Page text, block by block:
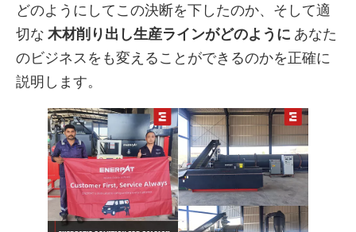
どのようにしてこの決断を下したのか、そして適
切な 木材削り出し生産ラインがどのように あなた
のビジネスをも変えることができるのかを正確に
説明します。